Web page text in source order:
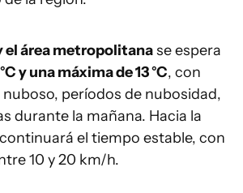
el área metropolitanase espera
y una máxima de 13 °C, con
períodos de nubosidad,
durante la mañana. Hacia la
el tiempo estable, con
10 y 20 km/h.